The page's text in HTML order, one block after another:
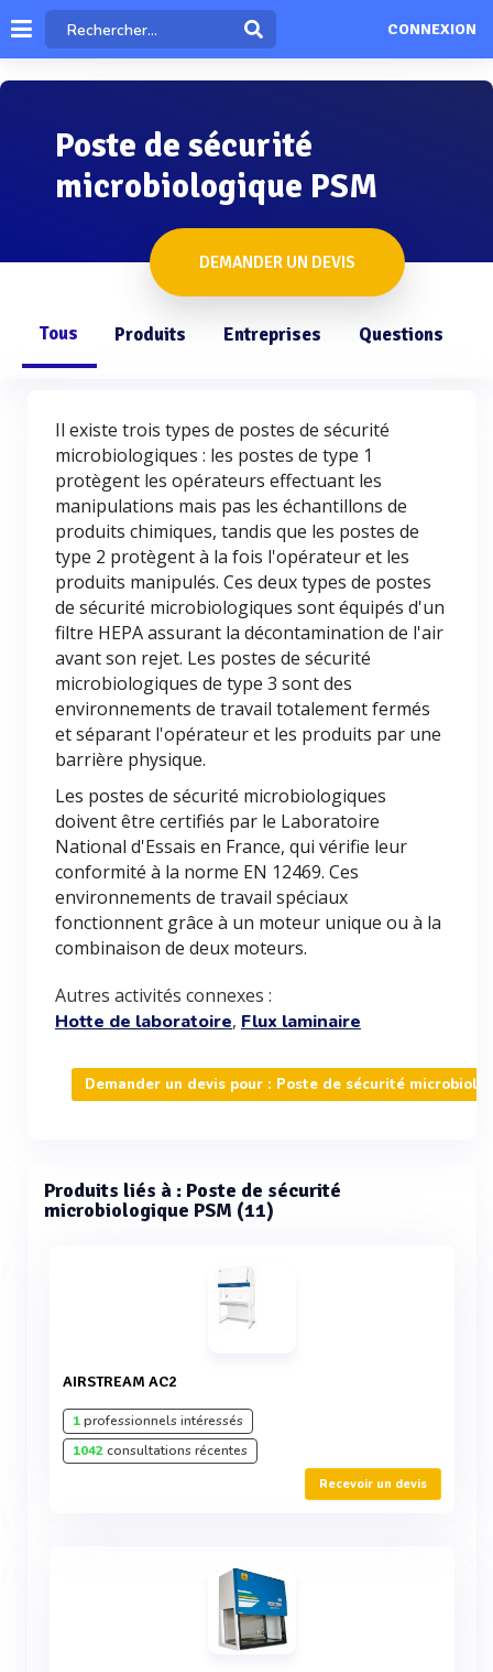
CONNEXION
Poste de sécurité
microbiologique PSM
DEMANDER UN DEVIS
Tous Produits Entreprises Questions
Il existe trois types de postes de sécurité
microbiologiques : les postes de type 1
protègent les opérateurs effectuant les
manipulations mais pas les échantillons de
produits chimiques, tandis que les postes de
type 2 protègent à la fois l'opérateur et les
produits manipulés. Ces deux types de postes
de sécurité microbiologiques sont équipés d'un
filtre HEPA assurant la décontamination de l'air
avant son rejet. Les postes de sécurité
microbiologiques de type 3 sont des
environnements de travail totalement fermés
et séparant l'opérateur et les produits par une
barrière physique.
Les postes de sécurité microbiologiques
doivent être certifiés par le Laboratoire
National d'Essais en France, qui vérifie leur
conformité à la norme EN 12469. Ces
environnements de travail spéciaux
fonctionnent grâce à un moteur unique ou à la
combinaison de deux moteurs.
Autres activités connexes :
Hotte de laboratoire, Flux laminaire
Demander un devis pour : Poste de sécurité
Produits liés à : Poste de sécurité
microbiologique PSM (11)
AIRSTREAM AC2
1professionnels intéressés
1042consultations récentes
Recevoir un devis